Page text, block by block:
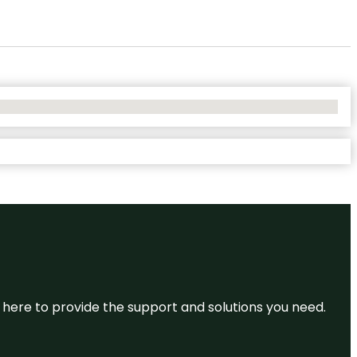
to provide the support and solutions you need.